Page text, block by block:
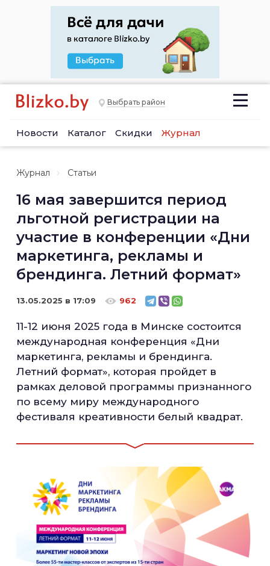
Выбрать район
Новости Каталог Скидки Журнал
Журнал Статьи
16 мая завершится период
льготной регистрации на
участие в конференции «Дни
маркетинга, рекламы и
брендинга. Летний формат»
13.05.2025 в 17:09 962
11-12 июня 2025 года в Минске состоится
международная конференция «Дни
маркетинга, рекламы и брендинга.
Летний формат», которая пройдет в
рамках деловой программы признанного
по всему миру международного
фестиваля креативности белый квадрат.